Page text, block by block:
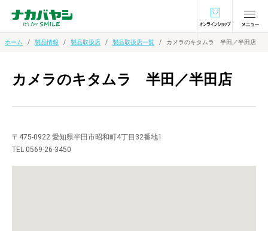
オンラインショ
ホーム 製品情報 製品取扱店 製品取扱店一覧 カメラのキタムラ 半田／半田店
カメラのキタムラ 半田／半田店
〒475-0922 愛知県半田市昭和町4丁目32番地1
TEL 0569-26-3450